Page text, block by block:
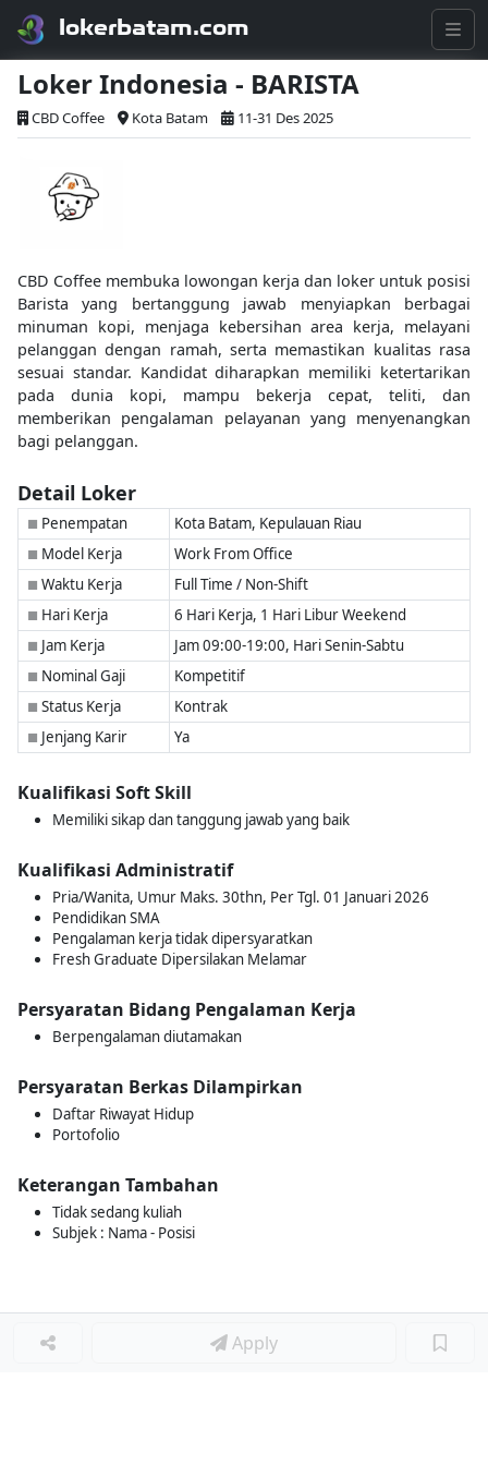
lokerbatam.com
Loker Indonesia - BARISTA
CBD Coffee Kota Batam 11-31 Des 2025
CBD Coffee membuka lowongan kerja dan loker untuk posisi
Barista yang bertanggung jawab menyiapkan berbagai
minuman kopi, menjaga kebersihan area kerja, melayani
pelanggan dengan ramah, serta memastikan kualitas rasa
sesuai standar. Kandidat diharapkan memiliki ketertarikan
pada dunia kopi, mampu bekerja cepat, teliti, dan
memberikan pengalaman pelayanan yang menyenangkan
bagi pelanggan.
Detail Loker
■ Penempatan Kota Batam, Kepulauan Riau
■ Model Kerja Work From Office
■ Waktu Kerja Full Time / Non-Shift
■ Hari Kerja 6 Hari Kerja, 1 Hari Libur Weekend
■ Jam Kerja Jam 09:00-19:00, Hari Senin-Sabtu
■ Nominal Gaji Kompetitif
■ Status Kerja Kontrak
■ Jenjang Karir Ya
Kualifikasi Soft Skill
Memiliki sikap dan tanggung jawab yang baik
Kualifikasi Administratif
Pria/Wanita, Umur Maks. 30thn, Per Tgl. 01 Januari 2026
Pendidikan SMA
Pengalaman kerja tidak dipersyaratkan
Fresh Graduate Dipersilakan Melamar
Persyaratan Bidang Pengalaman Kerja
Berpengalaman diutamakan
Persyaratan Berkas Dilampirkan
Daftar Riwayat Hidup
Portofolio
Keterangan Tambahan
Tidak sedang kuliah
Subjek : Nama - Posisi
Apply